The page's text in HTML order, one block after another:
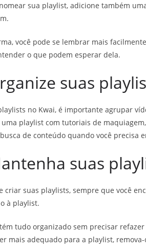
sua playlist, adicione também
você pode se lembrar mais
o que podem esperar dela.
suas
no Kwai, é importante agrupar
uma playlist com tutoriais de
de conteúdo quando você precisa
suas
criar suas playlists, sempre que você
à playlist.
tudo organizado sem precisar
mais adequado para a playlist,